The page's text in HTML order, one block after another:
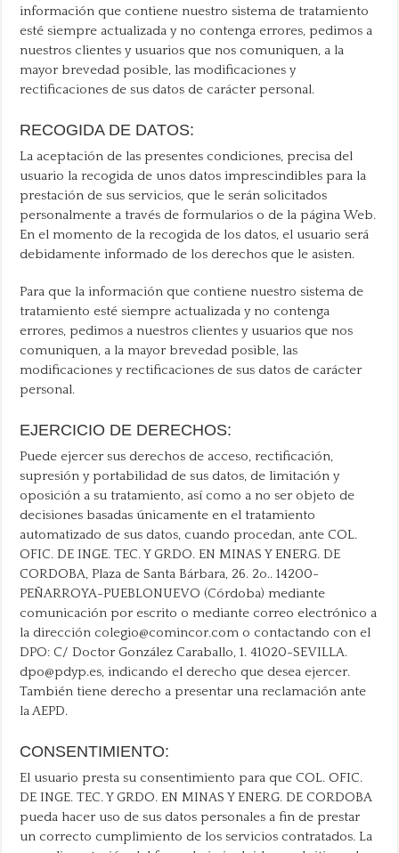
información que contiene nuestro sistema de tratamiento
esté siempre actualizada y no contenga errores, pedimos a
nuestros clientes y usuarios que nos comuniquen, a la
mayor brevedad posible, las modificaciones y
rectificaciones de sus datos de carácter personal.
RECOGIDA DE DATOS:
La aceptación de las presentes condiciones, precisa del
usuario la recogida de unos datos imprescindibles para la
prestación de sus servicios, que le serán solicitados
personalmente a través de formularios o de la página Web.
En el momento de la recogida de los datos, el usuario será
debidamente informado de los derechos que le asisten.
Para que la información que contiene nuestro sistema de
tratamiento esté siempre actualizada y no contenga
errores, pedimos a nuestros clientes y usuarios que nos
comuniquen, a la mayor brevedad posible, las
modificaciones y rectificaciones de sus datos de carácter
personal.
EJERCICIO DE DERECHOS:
Puede ejercer sus derechos de acceso, rectificación,
supresión y portabilidad de sus datos, de limitación y
oposición a su tratamiento, así como a no ser objeto de
decisiones basadas únicamente en el tratamiento
automatizado de sus datos, cuando procedan, ante COL.
OFIC. DE INGE. TEC. Y GRDO. EN MINAS Y ENERG. DE
CORDOBA, Plaza de Santa Bárbara, 26. 2o.. 14200-
PEÑARROYA-PUEBLONUEVO (Córdoba) mediante
comunicación por escrito o mediante correo electrónico a
la dirección colegio@comincor.com o contactando con el
DPO: C/ Doctor González Caraballo, 1. 41020-SEVILLA.
dpo@pdyp.es, indicando el derecho que desea ejercer.
También tiene derecho a presentar una reclamación ante
la AEPD.
CONSENTIMIENTO:
El usuario presta su consentimiento para que COL. OFIC.
DE INGE. TEC. Y GRDO. EN MINAS Y ENERG. DE CORDOBA
pueda hacer uso de sus datos personales a fin de prestar
un correcto cumplimiento de los servicios contratados. La